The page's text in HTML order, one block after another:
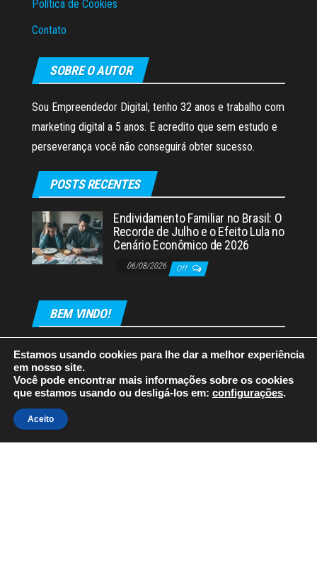
Política de Cookies
Contato
SOBRE O AUTOR
Sou Empreendedor Digital, tenho 32 anos e trabalho com
marketing digital a 5 anos. E acredito que sem estudo e
perseverança você não conseguirá obter sucesso.
POSTS RECENTES
Endividamento Familiar no Brasil: O
Recorde de Julho e o Efeito Lula no
Cenário Econômico de 2026
06/08/2026 Off
BEM VINDO!
Orgulhosamente mantido com
Estamos usando cookies para lhe dar a melhor experiência
em nosso site.
Você pode encontrar mais informações sobre os cookies
que estamos usando ou desligá-los em: configurações.
Aceito